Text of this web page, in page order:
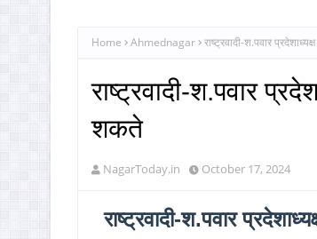
Home Ahmednagar राष्ट्रवादी-श.पवार
राष्ट्रवादी-श.पवार
शकते
NagarToday.in October 17, 2024
राष्ट्रवादी-श.पवार